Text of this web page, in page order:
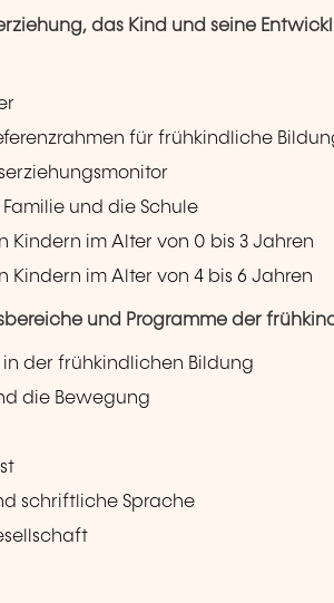
das Kind und seine
für frühkindliche
Familie und die Schule
Kindern im Alter von 0 bis 3 Jahren
Kindern im Alter von 4 bis 6 Jahren
und Programme der
in der frühkindlichen Bildung
die Bewegung
schriftliche Sprache